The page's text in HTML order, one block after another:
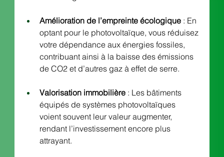
Amélioration de l’empreinte écologique : En
optant pour le photovoltaïque, vous réduisez
votre dépendance aux énergies fossiles,
contribuant ainsi à la baisse des émissions
de CO2 et d’autres gaz à effet de serre.
Valorisation immobilière : Les bâtiments
équipés de systèmes photovoltaïques
voient souvent leur valeur augmenter,
rendant l’investissement encore plus
attrayant.